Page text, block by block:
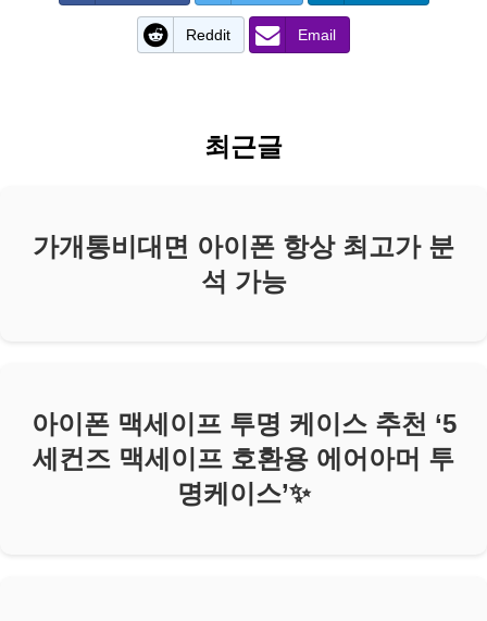
Reddit Email
최근글
가개통비대면 아이폰 항상 최고가 분
석 가능
아이폰 맥세이프 투명 케이스 추천 ‘5
세컨즈 맥세이프 호환용 에어아머 투
명케이스’✨